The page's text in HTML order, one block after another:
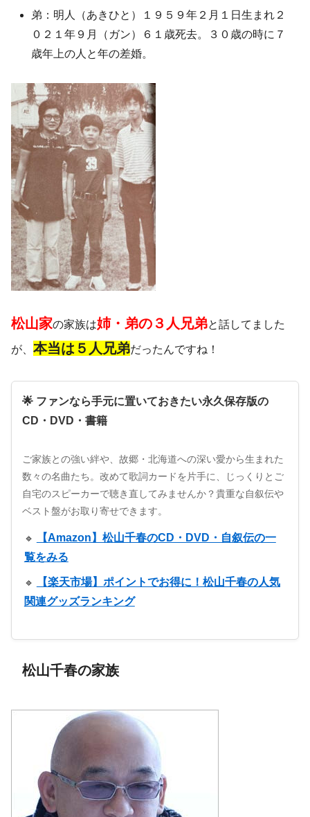
弟：明人（あきひと）１９５９年２月１日生まれ２
０２１年９月（ガン）６１歳死去。３０歳の時に７
歳年上の人と年の差婚。
松山家の家族は姉・ 弟の３人兄弟と話してました
が、 本当は５人兄弟だったんですね！
🌟 ファンなら手元に置いておきたい永久保存版の
CD・DVD・書籍
ご家族との強い絆や、故郷・北海道への深い愛から生まれた
数々の名曲たち。改めて歌詞カードを片手に、じっくりとご
自宅のスピーカーで聴き直してみませんか？貴重な自叙伝や
ベスト盤がお取り寄せできます。
🔹
【Amazon】松山千春のCD・DVD・自叙伝の一
覧をみる
🔹
【楽天市場】ポイントでお得に！松山千春の人気
関連グッズランキング
松山千春の家族